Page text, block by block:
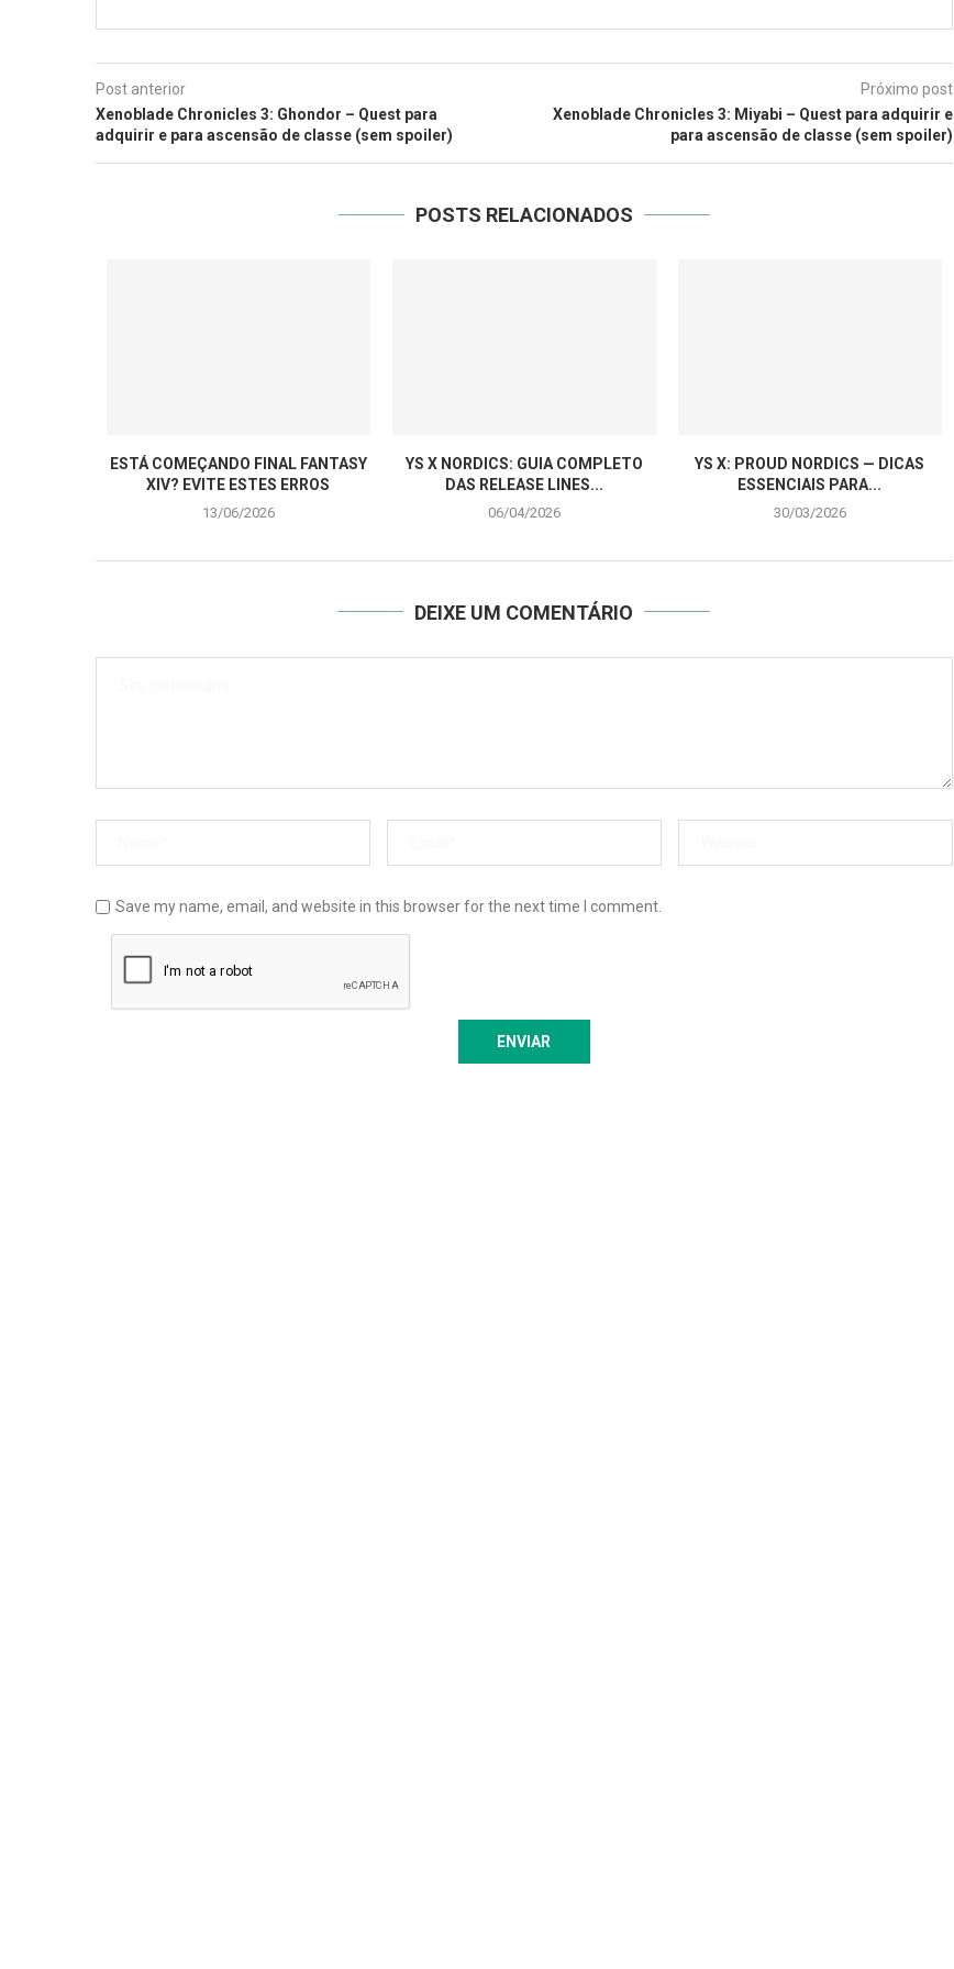
Post anterior
Xenoblade Chronicles 3: Ghondor – Quest para
adquirir e para ascensão de classe (sem spoiler)
Próximo post
Xenoblade Chronicles 3: Miyabi – Quest para adquirir e
para ascensão de classe (sem spoiler)
POSTS RELACIONADOS
ESTÁ COMEÇANDO FINAL FANTASY
XIV? EVITE ESTES ERROS
13/06/2026
YS X NORDICS: GUIA COMPLETO
DAS RELEASE LINES...
06/04/2026
YS X: PROUD NORDICS — DICAS
ESSENCIAIS PARA...
30/03/2026
DEIXE UM COMENTÁRIO
Save my name, email, and website in this browser for the next time I comment.